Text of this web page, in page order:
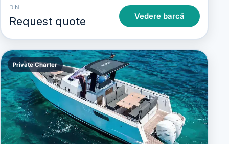
DIN
Request quote Vedere barcă
Private Charter